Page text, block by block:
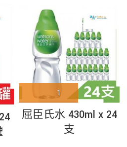
屈臣氏水 430ml x 24
支